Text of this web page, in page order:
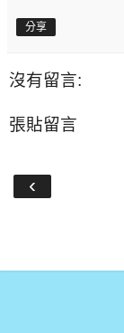
分享
沒有留言:
張貼留言
‹